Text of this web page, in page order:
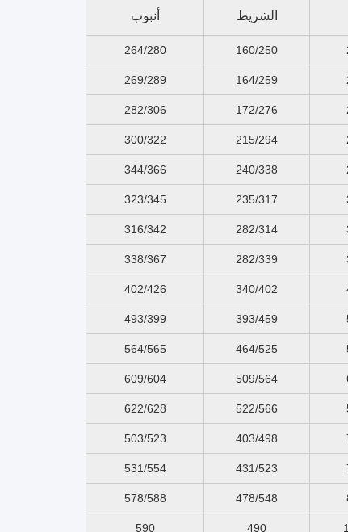
الشريط أنبوب
160/250
264/280
164/259
269/289
172/276
282/306
215/294
300/322
240/338
344/366
235/317
323/345
282/314
316/342
282/339
338/367
340/402
402/426
393/459
493/399
464/525
564/565
509/564
609/604
522/566
622/628
403/498
503/523
431/523
531/554
478/548
578/588
490
590